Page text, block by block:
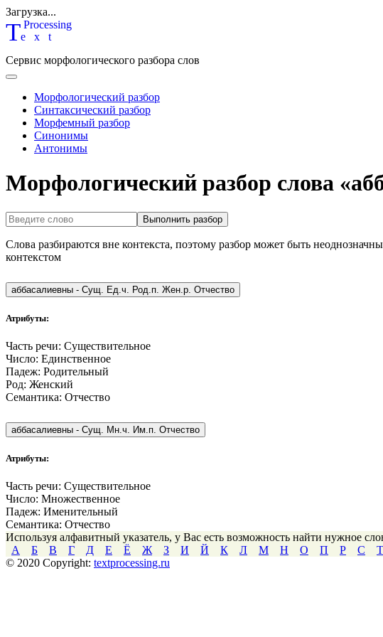
Загрузка...
Text
Processing
Сервис морфологического разбора слов
Морфологический разбор
Синтаксический разбор
Морфемный разбор
Синонимы
Антонимы
Морфологический разбор слова
Выполнить разбор
Слова разбираются вне контекста, поэтому разбор может быть
контекстом
аббасалиевны - Сущ. Ед.ч. Род.п. Жен.р. Отчество
Атрибуты:
Часть речи: Существительное
Число: Единственное
Падеж: Родительный
Род: Женский
Семантика: Отчество
аббасалиевны - Сущ. Мн.ч. Им.п. Отчество
Атрибуты:
Часть речи: Существительное
Число: Множественное
Падеж: Именительный
Семантика: Отчество
Используя алфавитный указатель, у Вас есть возможность найти нужное
А
Б В Г Д Е Ё Ж З И Й К Л М Н О П Р С Т
© 2020 Copyright: textprocessing.ru